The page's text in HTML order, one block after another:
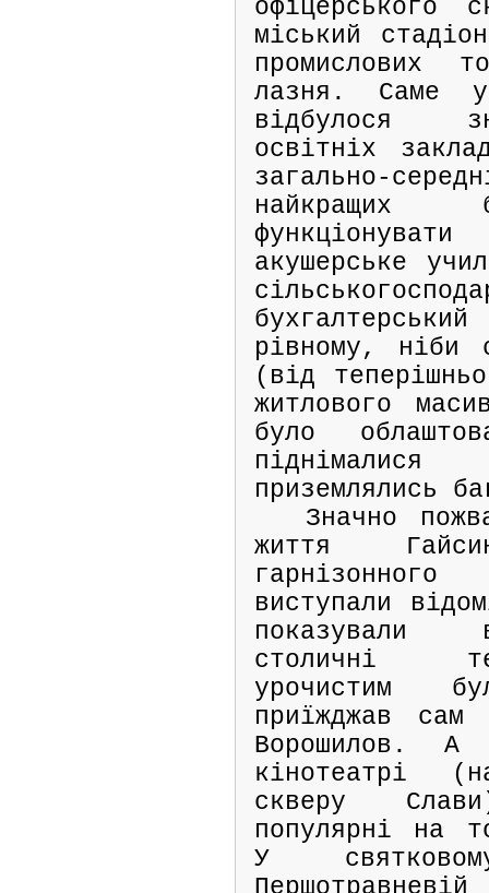
офіцерського
міський
промислових
лазня. Саме
відбулося
освітніх
загально-
найкращих
акушерське
рівному, ніби
(від
житлового
було
приземлялись
Значно
життя
виступали
показували
столичні
урочистим
приїжджав сам
Ворошилов. А
кінотеатрі
скверу
популярні на
У